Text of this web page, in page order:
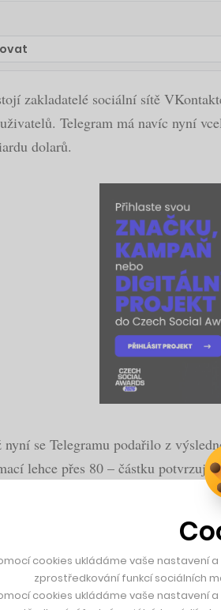
zakladatelé sociální sítě
Telegram má navíc nyní
dolarů.
se Telegramu podařilo z
lehce přes 80 – částku
samostatnou službu pro
cookies ukládáme vaše nastavení
zprostředkování funkcí sociálních
cookies ukládáme vaše nastavení